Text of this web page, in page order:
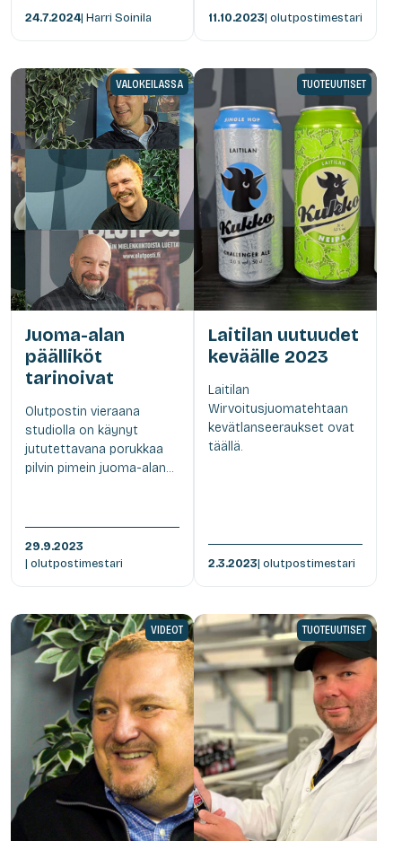
24.7.2024| Harri Soinila 11.10.2023| olutpostimestari
VALOKEILASSA
Juoma-alan
päälliköt
tarinoivat
Olutpostin vieraana
studiolla on käynyt
jututettavana porukkaa
pilvin pimein juoma-alan...
29.9.2023
| olutpostimestari
TUOTEUUTISET
Laitilan uutuudet
keväälle 2023
Laitilan
Wirvoitusjuomatehtaan
kevätlanseeraukset ovat
täällä.
2.3.2023| olutpostimestari
VIDEOT TUOTEUUTISET